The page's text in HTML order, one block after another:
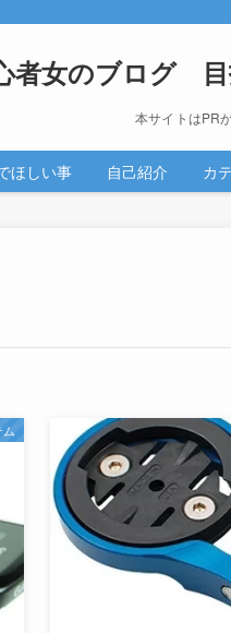
者女のブログ
本サイトはPR
ほしい事 自己紹介 カ